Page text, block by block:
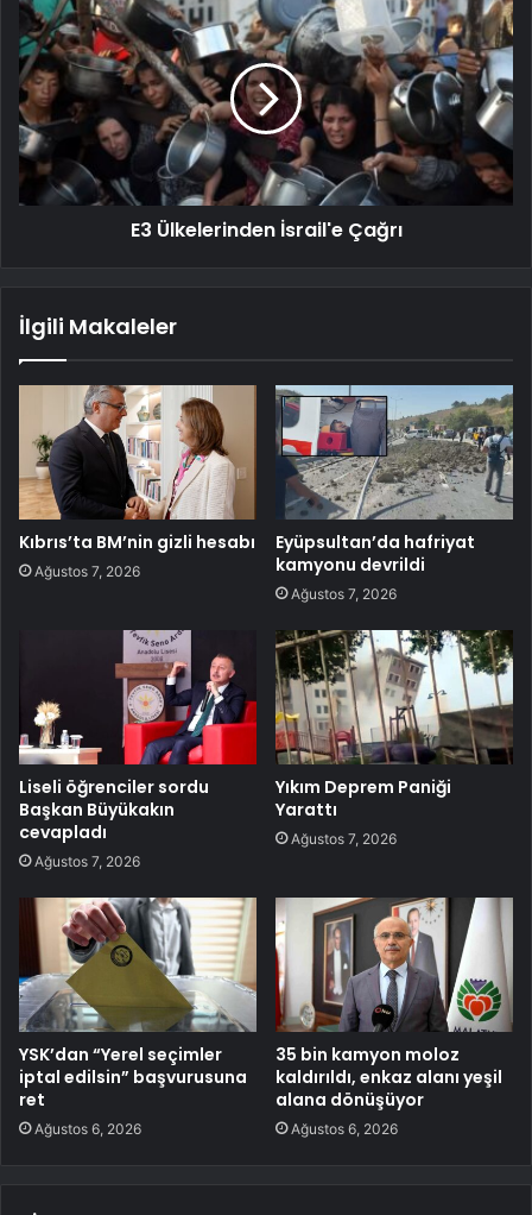
E3 Ülkelerinden İsrail'e Çağrı
İlgili Makaleler
Kıbrıs’ta BM’nin gizli hesabı
Ağustos 7, 2026
Eyüpsultan’da hafriyat
kamyonu devrildi
Ağustos 7, 2026
Liseli öğrenciler sordu
Başkan Büyükakın
cevapladı
Ağustos 7, 2026
Yıkım Deprem Paniği
Yarattı
Ağustos 7, 2026
YSK’dan “Yerel seçimler
iptal edilsin” başvurusuna
ret
Ağustos 6, 2026
35 bin kamyon moloz
kaldırıldı, enkaz alanı yeşil
alana dönüşüyor
Ağustos 6, 2026